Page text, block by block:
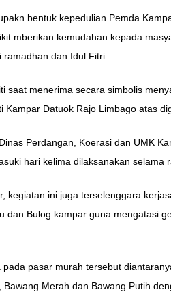
bentuk kepedulian Pemda
mberikan kemudahan kepada
dan Idul Fitri.
saat menerima secara simbolis
Datuok Rajo Limbago atas
Perdangan, Koerasi dan UMK
hari kelima dilaksanakan selama
kegiatan ini juga terselenggara
dan Bulog kampar guna mengatasi
pasar murah tersebut
Merah dan Bawang Putih